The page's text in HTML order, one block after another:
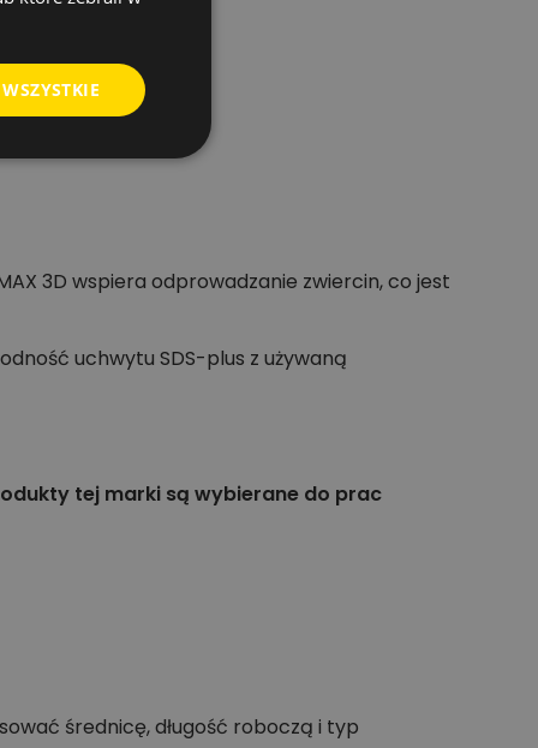
3D wspiera odprowadzanie zwiercin, co jest
uchwytu SDS-plus z używaną
tej marki są wybierane do prac
średnicę, długość roboczą i typ